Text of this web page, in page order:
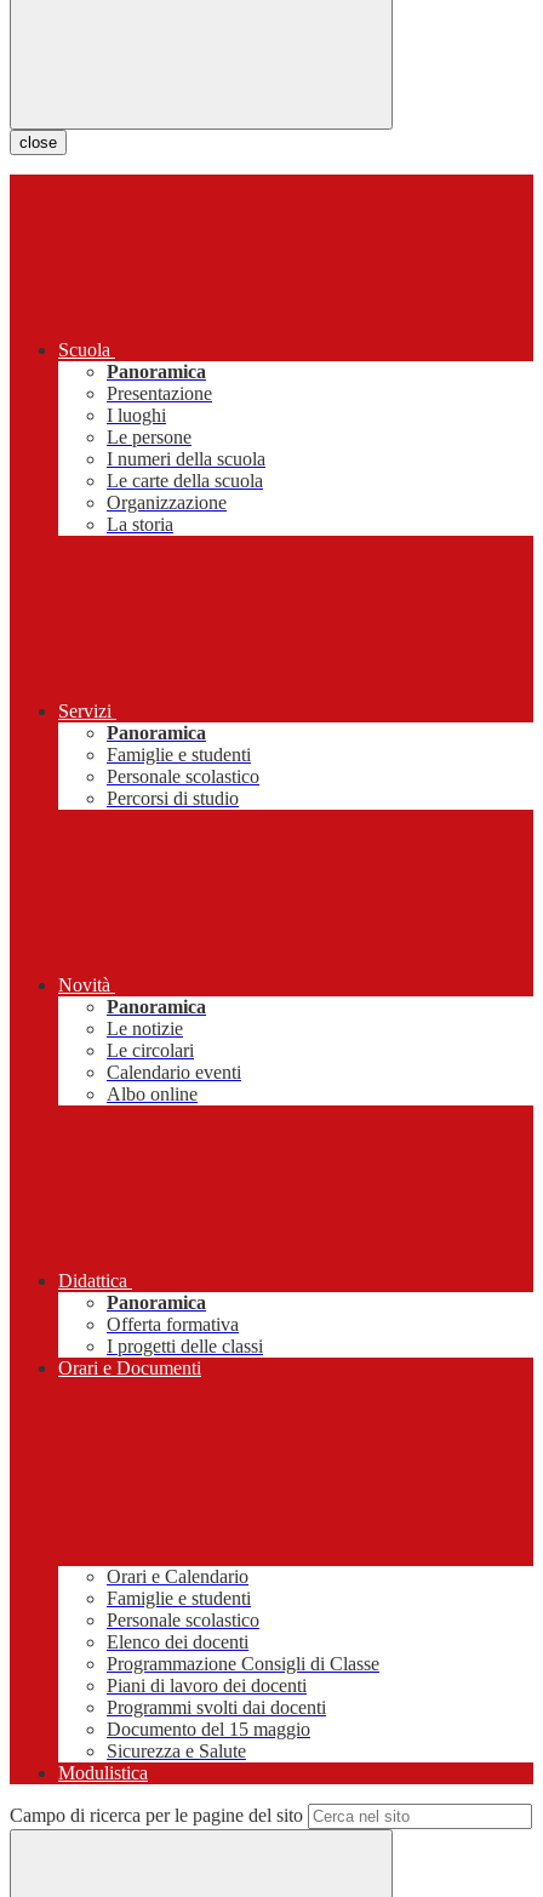
close
Scuola
Panoramica
Presentazione
I luoghi
Le persone
I numeri della scuola
Le carte della scuola
Organizzazione
La storia
Servizi
Panoramica
Famiglie e studenti
Personale scolastico
Percorsi di studio
Novità
Panoramica
Le notizie
Le circolari
Calendario eventi
Albo online
Didattica
Panoramica
Offerta formativa
I progetti delle classi
Orari e Documenti
Orari e Calendario
Famiglie e studenti
Personale scolastico
Elenco dei docenti
Programmazione Consigli di Classe
Piani di lavoro dei docenti
Programmi svolti dai docenti
Documento del 15 maggio
Sicurezza e Salute
Modulistica
Campo di ricerca per le pagine del sito